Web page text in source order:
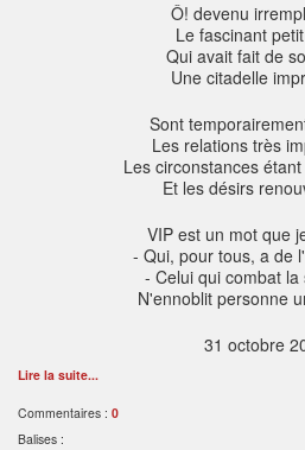
Ô! devenu
Le fascinant
Qui avait fait de
Une citadelle
Sont
Les relations très
Les circonstances
Et les désirs
VIP est un mot que
- Qui, pour tous, a de
- Celui qui combat la
N'ennoblit personne
31 octobre
Lire la suite...
Commentaires : 0
Balises :